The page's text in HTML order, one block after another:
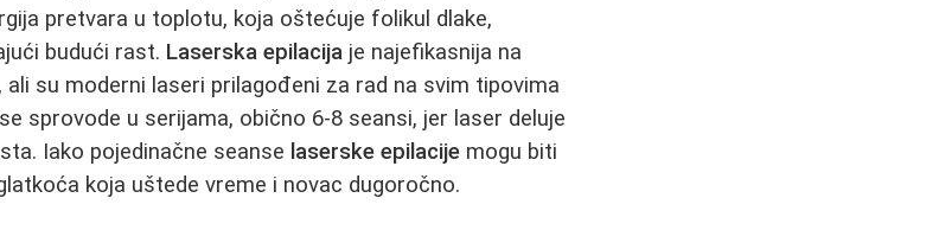
pretvara u toplotu, koja oštećuje folikul dlake,
budući rast. Laserska epilacija je najefikasnija na
su moderni laseri prilagođeni za rad na svim tipovima
se sprovode u serijama, obično 6-8 seansi, jer laser deluje
Iako pojedinačne seanse laserske epilacije mogu biti
koja uštede vreme i novac dugoročno.